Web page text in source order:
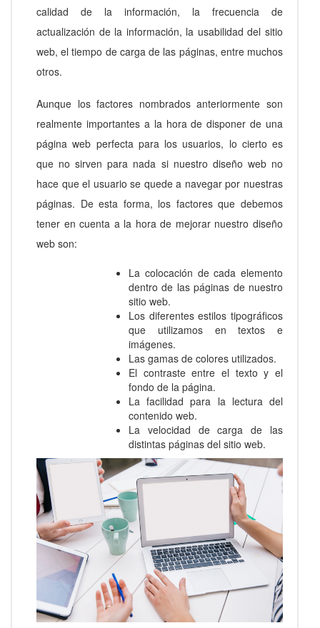
calidad de la información, la frecuencia de
actualización de la información, la usabilidad del sitio
web, el tiempo de carga de las páginas, entre muchos
otros.
Aunque los factores nombrados anteriormente son
realmente importantes a la hora de disponer de una
página web perfecta para los usuarios, lo cierto es
que no sirven para nada si nuestro diseño web no
hace que el usuario se quede a navegar por nuestras
páginas. De esta forma, los factores que debemos
tener en cuenta a la hora de mejorar nuestro diseño
web son:
La colocación de cada elemento
dentro de las páginas de nuestro
sitio web.
Los diferentes estilos tipográficos
que utilizamos en textos e
imágenes.
Las gamas de colores utilizados.
El contraste entre el texto y el
fondo de la página.
La facilidad para la lectura del
contenido web.
La velocidad de carga de las
distintas páginas del sitio web.